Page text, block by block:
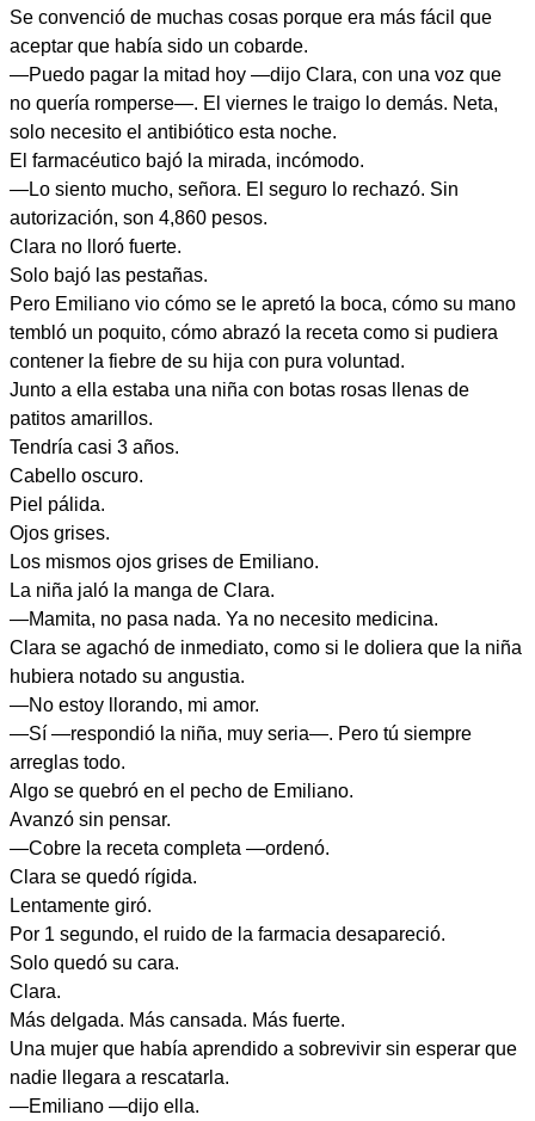
Se convenció de muchas cosas porque era más fácil que
aceptar que había sido un cobarde.
—Puedo pagar la mitad hoy —dijo Clara, con una voz que
no quería romperse—. El viernes le traigo lo demás. Neta,
solo necesito el antibiótico esta noche.
El farmacéutico bajó la mirada, incómodo.
—Lo siento mucho, señora. El seguro lo rechazó. Sin
autorización, son 4,860 pesos.
Clara no lloró fuerte.
Solo bajó las pestañas.
Pero Emiliano vio cómo se le apretó la boca, cómo su mano
tembló un poquito, cómo abrazó la receta como si pudiera
contener la fiebre de su hija con pura voluntad.
Junto a ella estaba una niña con botas rosas llenas de
patitos amarillos.
Tendría casi 3 años.
Cabello oscuro.
Piel pálida.
Ojos grises.
Los mismos ojos grises de Emiliano.
La niña jaló la manga de Clara.
—Mamita, no pasa nada. Ya no necesito medicina.
Clara se agachó de inmediato, como si le doliera que la niña
hubiera notado su angustia.
—No estoy llorando, mi amor.
—Sí —respondió la niña, muy seria—. Pero tú siempre
arreglas todo.
Algo se quebró en el pecho de Emiliano.
Avanzó sin pensar.
—Cobre la receta completa —ordenó.
Clara se quedó rígida.
Lentamente giró.
Por 1 segundo, el ruido de la farmacia desapareció.
Solo quedó su cara.
Clara.
Más delgada. Más cansada. Más fuerte.
Una mujer que había aprendido a sobrevivir sin esperar que
nadie llegara a rescatarla.
—Emiliano —dijo ella.